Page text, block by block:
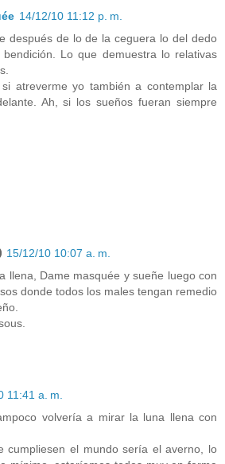
14/12/10 11:12 p. m.
después de lo de la ceguera lo del dedo
Lo que demuestra lo relativas
atreverme yo también a contemplar la
Ah, si los sueños fueran siempre
15/12/10 10:07 a. m.
llena, Dame masquée y sueñe luego con
donde todos los males tengan remedio
11:41 a. m.
volvería a mirar la luna llena con
cumpliesen el mundo sería el averno, lo